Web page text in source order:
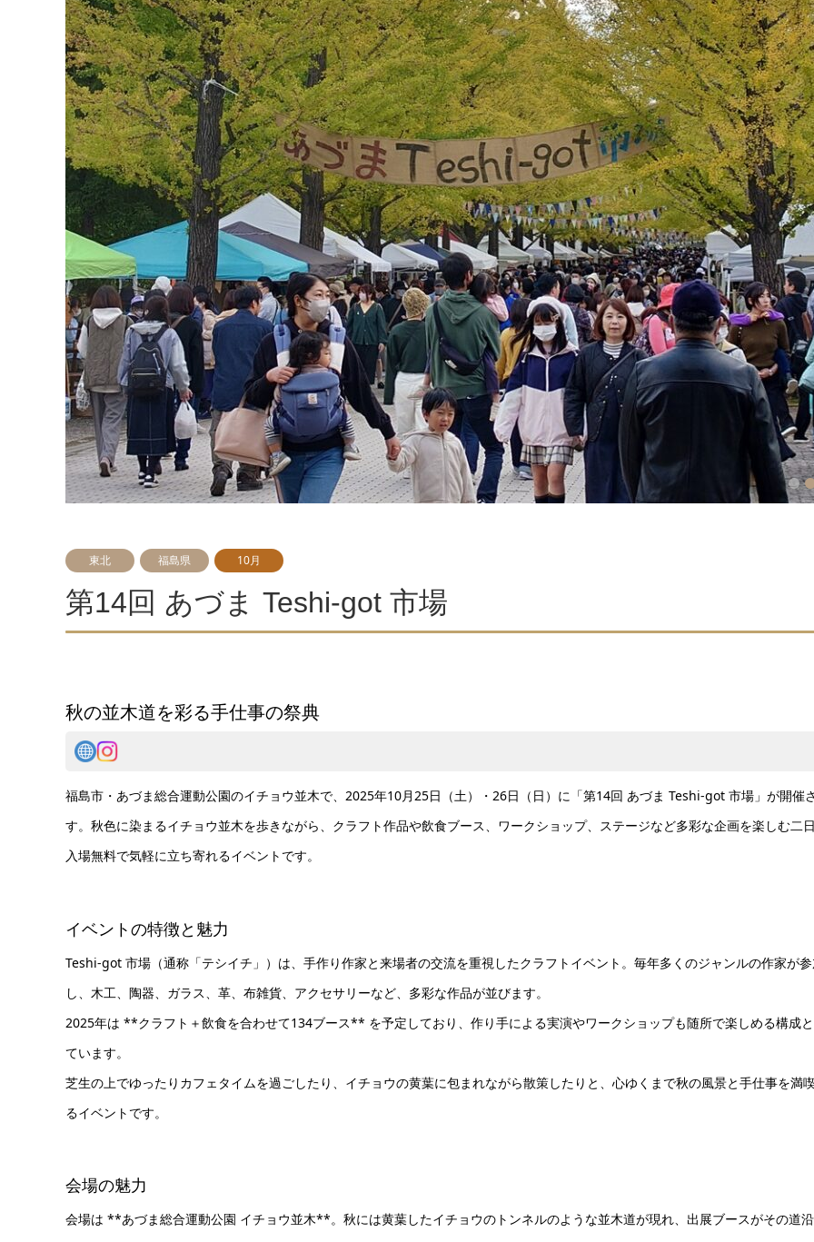
2 3
東北 福島県 10月
第14回 あづま Teshi-got 市場
秋の並木道を彩る手仕事の祭典
福島市・あづま総合運動公園のイチョウ並木で、2025年10月25日（土）・26日（日）に「第14回 あづま Teshi-got 市場」が開催
す。秋色に染まるイチョウ並木を歩きながら、クラフト作品や飲食ブース、ワークショップ、ステージなど多彩な企画を楽しむ二
入場無料で気軽に立ち寄れるイベントです。
イベントの特徴と魅力
Teshi-got 市場（通称「テシイチ」）は、手作り作家と来場者の交流を重視したクラフトイベント。毎年多くのジャンルの作家が
し、木工、陶器、ガラス、革、布雑貨、アクセサリーなど、多彩な作品が並びます。
2025年は **クラフト＋飲食を合わせて134ブース** を予定しており、作り手による実演やワークショップも随所で楽しめる構成
ています。
芝生の上でゆったりカフェタイムを過ごしたり、イチョウの黄葉に包まれながら散策したりと、心ゆくまで秋の風景と手仕事を満
るイベントです。
会場の魅力
会場は **あづま総合運動公園 イチョウ並木**。秋には黄葉したイチョウのトンネルのような並木道が現れ、出展ブースがその道